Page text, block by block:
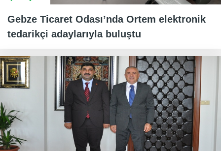
Gebze Ticaret Odası’nda Ortem elektronik
tedarikçi adaylarıyla buluştu